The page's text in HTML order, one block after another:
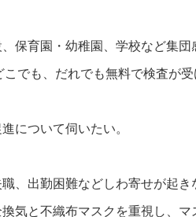
保育園・幼稚園、学校など集
でも、だれでも無料で検査が
について伺いたい。
、出勤困難などしわ寄せが起
気と不織布マスクを重視し、